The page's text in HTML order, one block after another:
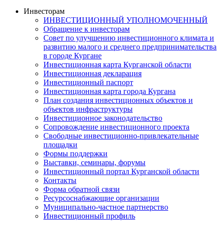
Инвесторам
ИНВЕСТИЦИОННЫЙ УПОЛНОМОЧЕННЫЙ
Обращение к инвесторам
Совет по улучшению инвестиционного климата и
развитию малого и среднего предпринимательства
в городе Кургане
Инвестиционная карта Курганской области
Инвестиционная декларация
Инвестиционный паспорт
Инвестиционная карта города Кургана
План создания инвестиционных объектов и
объектов инфраструктуры
Инвестиционное законодательство
Сопровождение инвестиционного проекта
Свободные инвестиционно-привлекательные
площадки
Формы поддержки
Выставки, семинары, форумы
Инвестиционный портал Курганской области
Контакты
Форма обратной связи
Ресурсоснабжающие организации
Муниципально-частное партнерство
Инвестиционный профиль